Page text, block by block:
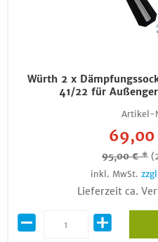
Würth 2 x
41/22 für
Artikel-
95,00 € *
inkl. MwSt.
Lieferzeit ca.